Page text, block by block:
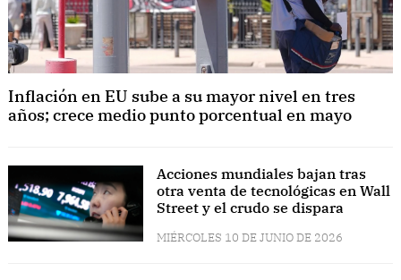
Inflación en EU sube a su mayor nivel en tres
años; crece medio punto porcentual en mayo
Acciones mundiales bajan tras
otra venta de tecnológicas en Wall
Street y el crudo se dispara
MIÉRCOLES 10 DE JUNIO DE 2026